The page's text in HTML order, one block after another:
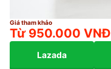
Giá tham khảo
Từ 950.000 VNĐ
Lazada